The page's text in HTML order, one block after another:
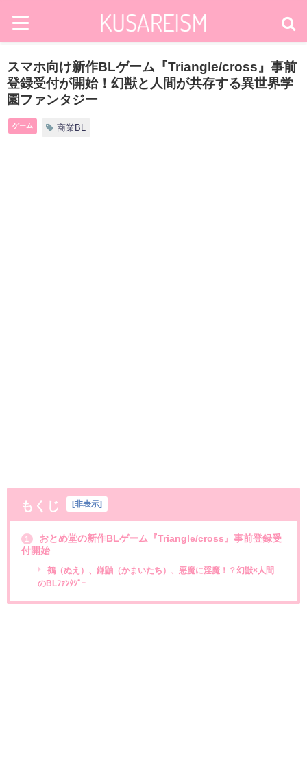
スマホ向け新作BLゲーム『Triangle/cross』事前
登録受付が開始！幻獣と人間が共存する異世界学
園ファンタジー
ゲーム 商業BL
もくじ 非表示
1
おとめ堂の新作BLゲーム『Triangle/cross』事前登録受
付開始
鵺（ぬえ）、鎌鼬（かまいたち）、悪魔に淫魔！？幻獣×人間
のBLﾌｧﾝﾀｼﾞｰ